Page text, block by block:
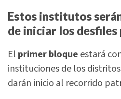
Estos institutos
de iniciar los
El primer bloque estará
instituciones de los
darán inicio al recorrido